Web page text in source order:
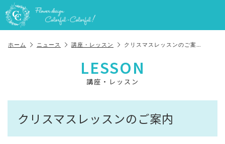
ホーム ニュース 講座・レッスン クリスマスレッスンのご案…
LESSON
講座・レッスン
クリスマスレッスンのご案内